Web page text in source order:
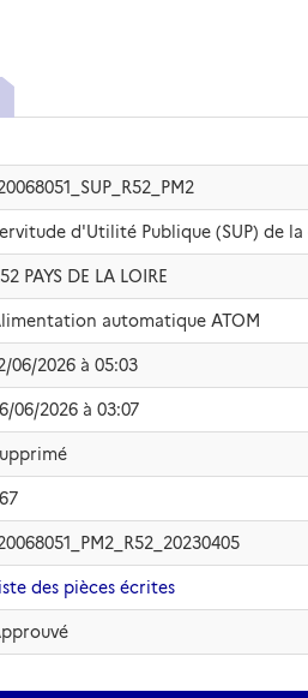
d'Utilité Publique (SUP) de la
PAYS DE LA LOIRE
automatique ATOM
06/2026 à 05:03
06/2026 à 03:07
des pièces écrites